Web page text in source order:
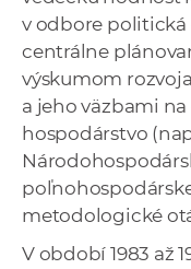
v odbore
centrálne
výskumom
a jeho väzbami
hospodárstvo
metodologické
V období 1983 až